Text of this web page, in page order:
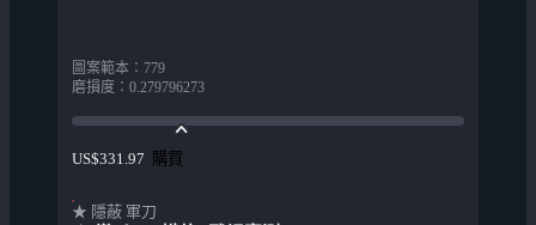
圖案範本 ： 779
磨損度 ： 0.279796273
US$331.97 購買
★ 隱蔽 軍刀